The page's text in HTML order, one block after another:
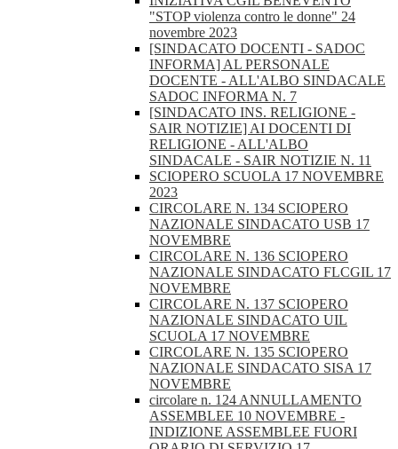
"STOP violenza contro le donne" 24
novembre 2023
[SINDACATO DOCENTI - SADOC
INFORMA] AL PERSONALE
DOCENTE - ALL'ALBO SINDACALE
SADOC INFORMA N. 7
[SINDACATO INS. RELIGIONE -
SAIR NOTIZIE] AI DOCENTI DI
RELIGIONE - ALL'ALBO
SINDACALE - SAIR NOTIZIE N. 11
SCIOPERO SCUOLA 17 NOVEMBRE
2023
CIRCOLARE N. 134 SCIOPERO
NAZIONALE SINDACATO USB 17
NOVEMBRE
CIRCOLARE N. 136 SCIOPERO
NAZIONALE SINDACATO FLCGIL 17
NOVEMBRE
CIRCOLARE N. 137 SCIOPERO
NAZIONALE SINDACATO UIL
SCUOLA 17 NOVEMBRE
CIRCOLARE N. 135 SCIOPERO
NAZIONALE SINDACATO SISA 17
NOVEMBRE
circolare n. 124 ANNULLAMENTO
ASSEMBLEE 10 NOVEMBRE -
INDIZIONE ASSEMBLEE FUORI